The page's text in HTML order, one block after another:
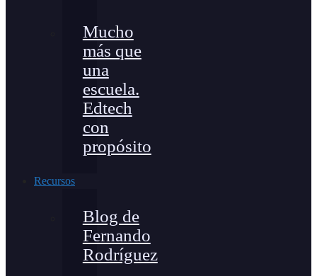
Mucho
más que
una
escuela.
Edtech
con
propósito
Recursos
Blog de
Fernando
Rodríguez